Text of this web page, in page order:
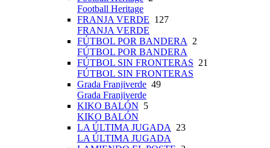
Football Heritage
FRANJA VERDE 127
FRANJA VERDE
FÚTBOL POR BANDERA
2
FÚTBOL POR BANDERA
FÚTBOL SIN FRONTERAS 21
FÚTBOL SIN FRONTERAS
Grada Franjiverde 49
Grada Franjiverde
KIKO BALÓN 5
KIKO BALÓN
LA ÚLTIMA JUGADA
23
LA ÚLTIMA JUGADA